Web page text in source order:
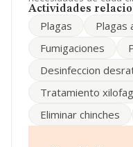
Unavets Canarias S.L
españolas que están
2024 ha ocupado
ranking nacional. Las
Neumaticos
Cafeteria Montesa S.L
Srq S.L. La empresa
Actividades
Plagas Plagas
Fumigaciones
Desinfeccion
Tratamiento
Eliminar chinches